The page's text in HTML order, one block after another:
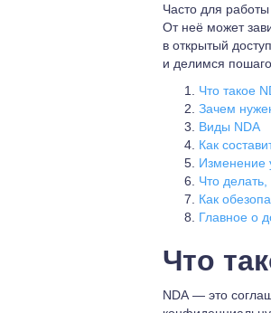
Часто для
От неё может
в открытый
и делимся
Что такое
Зачем
Виды NDA
Как
Изменение
Что
Как
Главное о
Что
NDA — это